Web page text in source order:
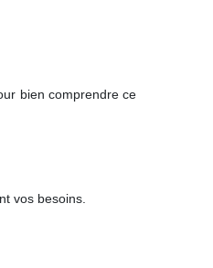
bien comprendre ce
vos besoins.